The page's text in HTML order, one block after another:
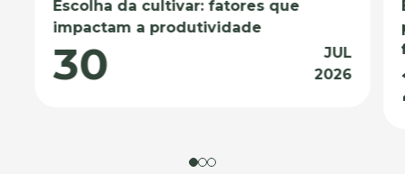
Escolha da cultivar: fatores que
impactam a produtividade
30
JUL
2026